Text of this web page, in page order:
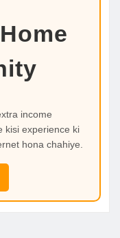
income
kisi experience ki
hona chahiye.